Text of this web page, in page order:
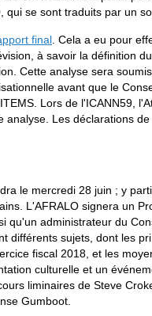
qui se sont traduits par un
final . Cela a eu pour
à savoir la définition
Cette analyse sera
avant que le
Lors de l'ICANN59,
analyse. Les déclarations
le mercredi 28 juin ; y
L'AFRALO signera un
qu'un administrateur du
différents sujets, dont les
fiscal 2018, et les
culturelle et un
liminaires de Steve
Gumboot.